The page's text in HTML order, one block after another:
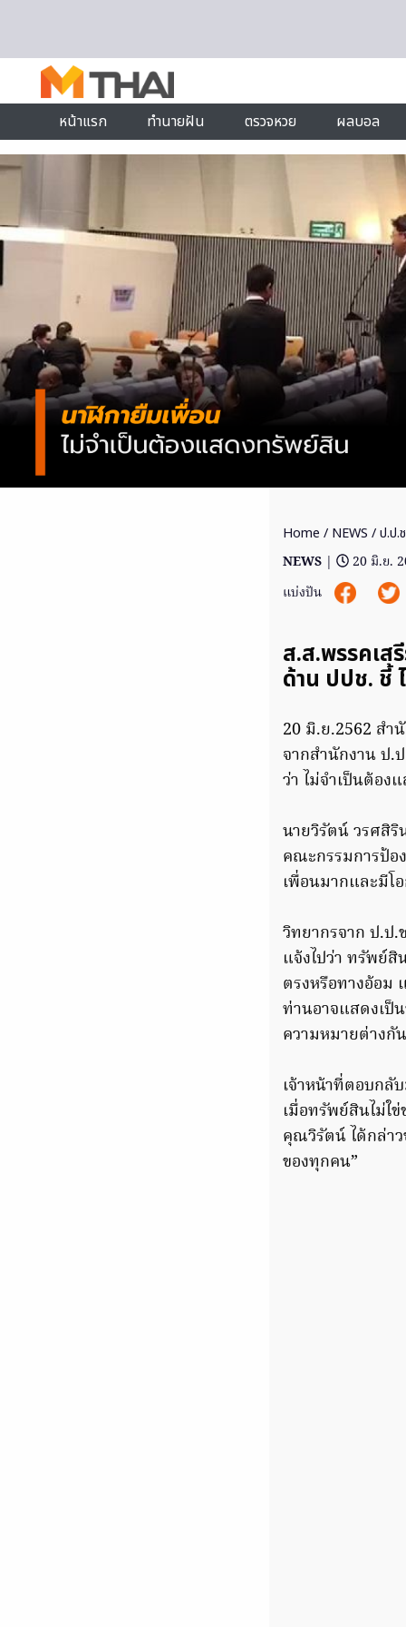
หน้าแรก ทำนายฝัน ตรวจหวย ผลบอล
Home / NEWS / ป.ป.
NEWS |
20 มิ.ย.
แบ่งปัน
ส.ส.พรรคเส
ด้าน ปปช. ชี้
20 มิ.ย.2562 สำ
จากสำนักงาน ป.
ว่า ไม่จำเป็นต้อ
นายวิรัตน์ วรศสิ
คณะกรรมการป้อ
เพื่อนมากและมีโ
วิทยากรจาก ป.ป
แจ้งไปว่า ทรัพย์
ตรงหรือทางอ้อม
ท่านอาจแสดงเป็
ความหมายต่างกัน
เจ้าหน้าที่ตอบกลั
เมื่อทรัพย์สินไม่ใ
คุณวิรัตน์ ได้กล่า
ของทุกคน”